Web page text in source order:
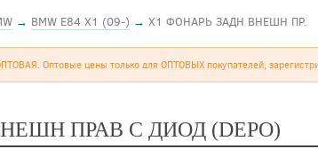
→ BMW E84 X1 (09-) → X1 ФОНАРЬ ЗАДН ВНЕШН ПР.
Оптовые цены только для ОПТОВЫХ покупателей,
ПРАВ С ДИОД (DEPO)